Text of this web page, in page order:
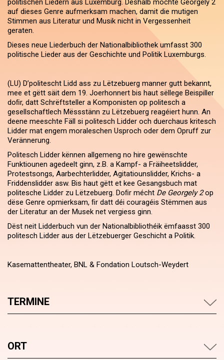
politischen Liedern aus Luxemburg. Deshalb möchte Georgely 2
auf dieses Genre aufmerksam machen, damit die mutigen
Stimmen aus Literatur und Musik nicht in Vergessenheit
geraten.
Dieses neue Liederbuch der Nationalbibliothek umfasst 300
politische Lieder aus der Geschichte und Politik Luxemburgs.
(LU) D’politescht Lidd ass zu Lëtzebuerg manner gutt bekannt,
mee et gëtt säit dem 19. Joer­honnert bis haut sëllege Beispiller
doﬁr, datt Schrëft­steller a Komponisten op politesch a
gesellschaftlech Mëss­stänn zu Lëtzebuerg reagéiert hunn. An
deene meeschte Fäll si politesch Lidder och duerchaus kritesch
Lidder mat engem moraleschen Usproch oder dem Opruff zur
Verännerung.
Politesch Lidder kënnen allgemeng no hire gewënschte
Funktiounen agedeelt ginn, z.B. a Kampf- a Fräiheets­lidder,
Protest­songs, Aarbechter­lidder, Agitatiouns­lidder, Krichs- a
Friddens­lidder asw. Bis haut gëtt et kee Gesangs­buch mat
politesche Lidder zu Lëtzebuerg. Doﬁr mécht De Georgely 2op
dëse Genre opmierksam, ﬁr datt déi couragéis Stëmmen aus
der Literatur an der Musek net vergiess ginn.
Dëst neit Lidder­buch vun der National­bibliothéik ëmfaasst 300
politesch Lidder aus der Lëtzebuerger Geschicht a Politik.
Kasemattentheater, BNL & Fondation Loutsch-Weydert
TERMINE
ORT